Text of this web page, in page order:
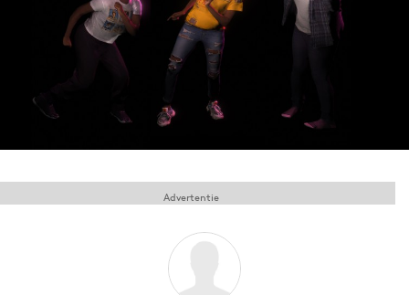
Home
9 sept: GenAI-training
12 nov: MarketingLive!
Adverteren
Events
Advertentie